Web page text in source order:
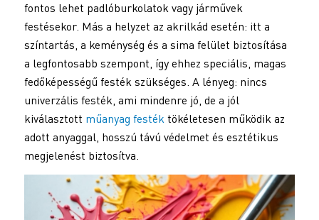
fontos lehet padlóburkolatok vagy járművek
festésekor. Más a helyzet az akrilkád esetén: itt a
színtartás, a keménység és a sima felület biztosítása
a legfontosabb szempont, így ehhez speciális, magas
fedőképességű festék szükséges. A lényeg: nincs
univerzális festék, ami mindenre jó, de a jól
kiválasztott műanyag festéktökéletesen működik az
adott anyaggal, hosszú távú védelmet és esztétikus
megjelenést biztosítva.